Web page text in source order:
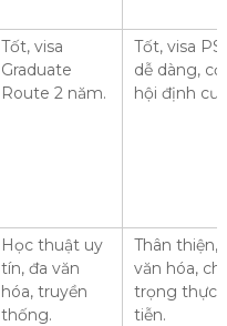
Tốt, visa
Graduate
Route 2 năm.
Tốt, visa
dễ dàng, cơ
hội định cư.
Học thuật uy
tín, đa văn
hóa, truyền
thống.
Thân thiện,
văn hóa,
trọng thực
tiễn.